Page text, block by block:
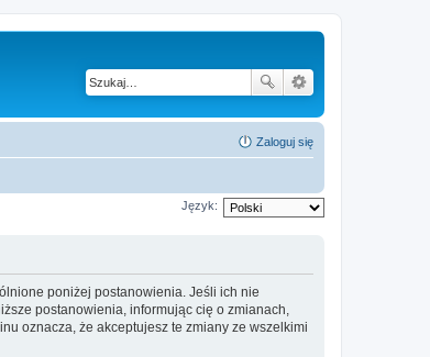
Zaloguj się
Język:
poniżej postanowienia. Jeśli ich nie
postanowienia, informując cię o zmianach,
oznacza, że akceptujesz te zmiany ze wszelkimi